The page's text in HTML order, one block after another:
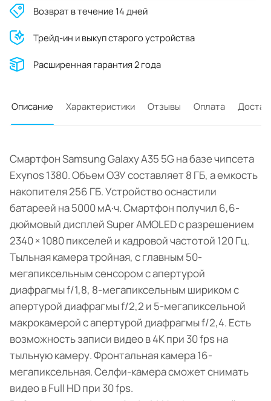
Возврат в течение 14 дней
Трейд-ин и выкуп старого устройства
Расширенная гарантия 2 года
Описание Характеристики Отзывы Оплата
Cмартфон Samsung Galaxy A35 5G на базе чипсета
Exynos 1380. Объем ОЗУ составляет 8 ГБ, а емкость
накопителя 256 ГБ. Устройство оснастили
батареей на 5000 мА·ч. Смартфон получил 6,6-
дюймовый дисплей Super AMOLED с разрешением
2340 × 1080 пикселей и кадровой частотой 120 Гц.
Тыльная камера тройная, с главным 50-
мегапиксельным сенсором с апертурой
диафрагмы f/1,8, 8-мегапиксельным шириком с
апертурой диафрагмы f/2,2 и 5-мегапиксельной
макрокамерой с апертурой диафрагмы f/2,4. Есть
возможность записи видео в 4K при 30 fps на
тыльную камеру. Фронтальная камера 16-
мегапиксельная. Селфи-камера сможет снимать
видео в Full HD при 30 fps.